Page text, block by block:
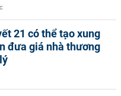
21 có thể tạo xung
đưa giá nhà thương